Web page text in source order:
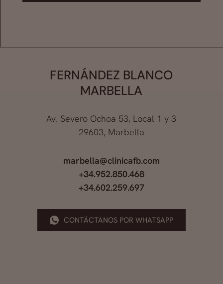
FERNÁNDEZ BLANCO
MARBELLA
Av. Severo Ochoa 53, Local 1 y 3
29603, Marbella
marbella@clinicafb.com
+34.952.850.468
+34.602.259.697
CONTÁCTANOS POR WHATSAPP